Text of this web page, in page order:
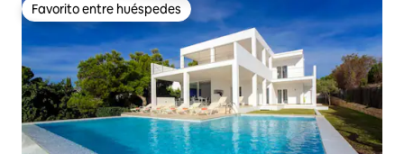
Favorito entre huéspedes
Favorito entre huéspedes